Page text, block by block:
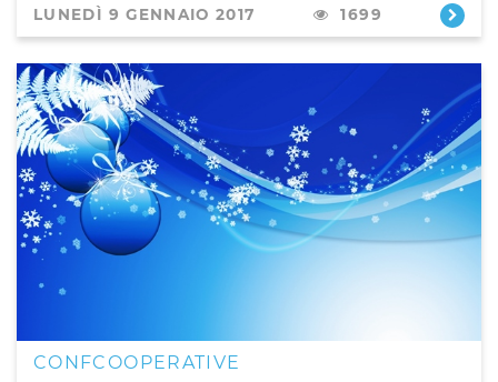
LUNEDÌ 9 GENNAIO 2017 1699
CONFCOOPERATIVE